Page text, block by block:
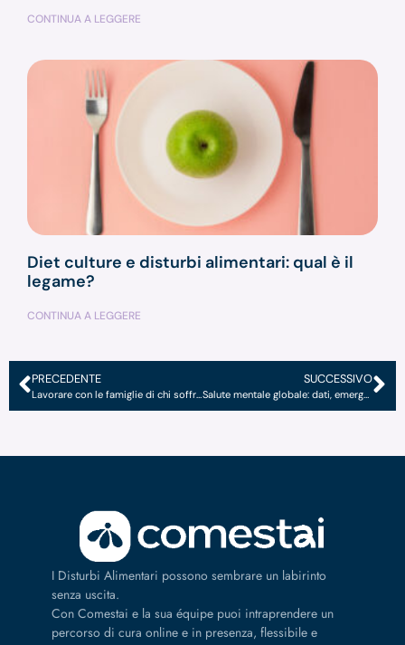
CONTINUA A LEGGERE
Diet culture e disturbi alimentari: qual è il
legame?
CONTINUA A LEGGERE
PRECEDENTE
Lavorare con le famiglie di chi soffre di un Disturbo Alimentare
SUCCESSIVO
Salute mentale globale: dati, emergenza e una chiamata all’azione
I Disturbi Alimentari possono sembrare un labirinto
senza uscita.
Con Comestai e la sua équipe puoi intraprendere un
percorso di cura online e in presenza, flessibile e